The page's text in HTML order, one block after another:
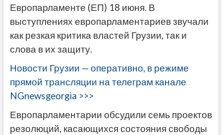
Европарламенте (ЕП) 18 июня. В
выступлениях европарламентариев звучали
как резкая критика властей Грузии, так и
слова в их защиту.
Новости Грузии — оперативно, в режиме
прямой трансляции на телеграм канале
NGnewsgeorgia >>>
Европарламентарии обсудили семь проектов
резолюций, касающихся состояния свободы